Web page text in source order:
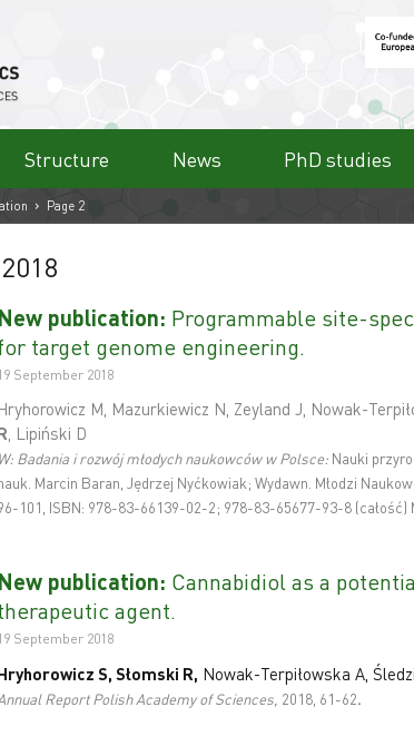
Structure News PhD studies
› Page 2
New publication: Programmable site-
target genome engineering.
September 2018
Hryhorowicz M, Mazurkiewicz N, Zeyland J, Nowak-
, Lipiński D
W: Badania i rozwój młodych naukowców w Polsce: Nauki
Marcin Baran, Jędrzej Nyćkowiak; Wydawn. Młodzi
101, ISBN: 978-83-66139-02-2; 978-83-65677-93-8 (całość)
New publication: Cannabidiol as a
agent.
September 2018
S, Słomski R, Nowak-Terpiłowska A,
Report Polish Academy of Sciences, 2018, 61-62.